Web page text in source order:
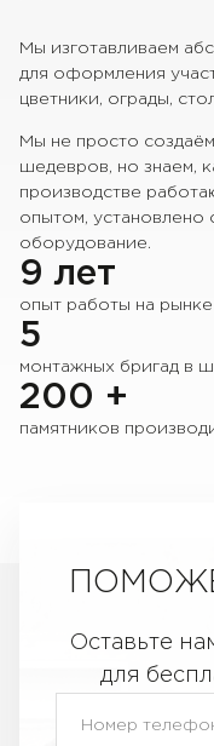
Мы изготавливаем
для оформления
цветники, ограды,
Мы не просто
шедевров, но знаем,
производстве
опытом, установлено
оборудование.
9 лет
опыт работы на
5
монтажных бригад в
200 +
памятников
Оставьте
для